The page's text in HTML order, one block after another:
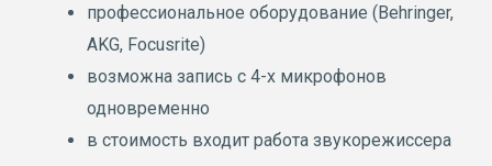
профессиональное оборудование (Behringer,
AKG, Focusrite)
возможна запись с 4-х микрофонов
одновременно
в стоимость входит работа звукорежиссера